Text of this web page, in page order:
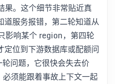
。这个细节非常贴近真
道服务报错，第二轮知道从
影响某个 region，第四轮
位到下游数据库或配额问
问题，它很快会失去价
须能跟着事故上下文一起